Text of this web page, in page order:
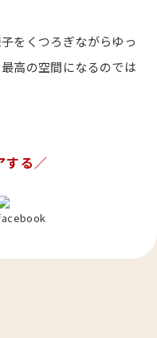
をくつろぎながらゆっ
高の空間になるのでは
する／